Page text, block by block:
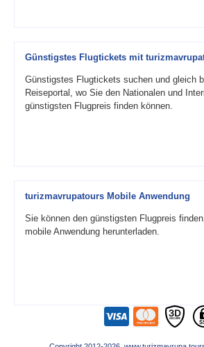
Günstigstes Flugtickets mit
Günstigstes Flugtickets suchen und gleich
Reiseportal, wo Sie den Nationalen und
günstigsten Flugpreis finden können.
turizmavrupatours Mobile Anwendung
Sie können den günstigsten Flugpreis
mobile Anwendung herunterladen.